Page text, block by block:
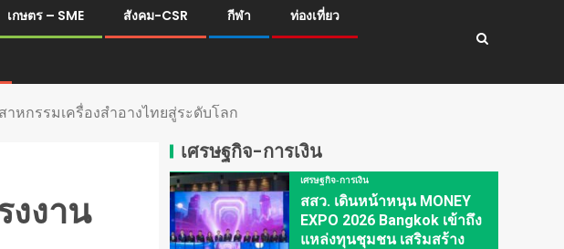
เกษตร – SME สังคม-CSR กีฬา ท่องเที่ยว
าหกรรมเครื่องสำอางไทยสู่ระดับโลก
งงาน
เศรษฐกิจ-การเงิน
เศรษฐกิจ-การเงิน
สสว. เดินหน้าหนุน MONEY
EXPO 2026 Bangkok เข้าถึง
แหล่งทุนชุมชน เสริมสร้าง